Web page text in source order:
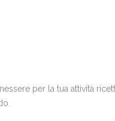
per la tua attività